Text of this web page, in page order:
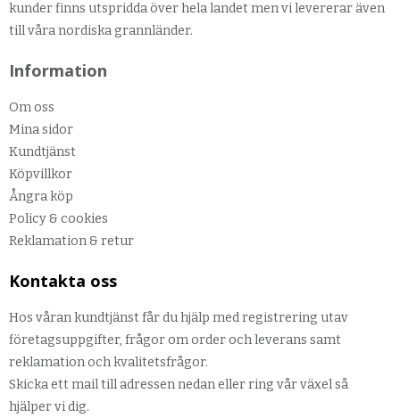
kunder finns utspridda över hela landet men vi levererar även
till våra nordiska grannländer.
Information
Om oss
Mina sidor
Kundtjänst
Köpvillkor
Ångra köp
Policy & cookies
Reklamation & retur
Kontakta oss
Hos våran kundtjänst får du hjälp med registrering utav
företagsuppgifter, frågor om order och leverans samt
reklamation och kvalitetsfrågor.
Skicka ett mail till adressen nedan eller ring vår växel så
hjälper vi dig.